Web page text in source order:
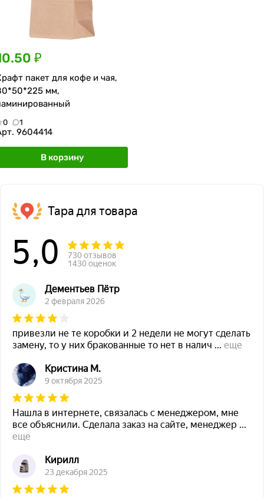
₽
пакет для кофе и чая,
мм,
0 1
9604414
В корзину
Тара для товара
5,0
730 отзывов
1430 оценок
Дементьев Пётр
2 февраля 2026
привезли не те коробки и 2 недели не могут сделать
замену, то у них бракованные то нет в налич ... еще
Кристина М.
9 октября 2025
Нашла в интернете, связалась с менеджером, мне
все объяснили. Сделала заказ на сайте, менеджер ...
еще
Кирилл
23 декабря 2025